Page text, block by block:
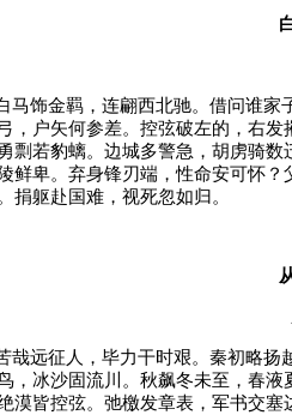
马饰金羁，连翩西北驰。借问谁家
，户矢何参差。控弦破左的，右
剽若豹螭。边城多警急，胡虏骑
鲜卑。弃身锋刃端，性命安可怀
捐躯赴国难，视死忽如归。
哉远征人，毕力干时艰。秦初略扬
，冰沙固流川。秋飙冬未至，春
漠皆控弦。弛檄发章表，军书交